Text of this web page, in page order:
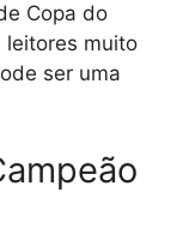
Copa do
leitores muito
ser uma